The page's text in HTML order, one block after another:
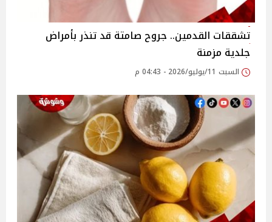
تشققات القدمين.. جروح صامتة قد تنذر بأمراض
جلدية مزمنة
السبت 11/يوليو/2026 - 04:43 م